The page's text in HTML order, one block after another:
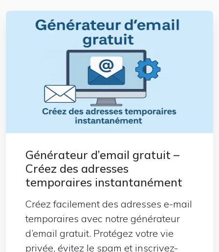
Générateur d’email gratuit –
Créez des adresses
temporaires instantanément
Créez facilement des adresses e-mail
temporaires avec notre générateur
d’email gratuit. Protégez votre vie
privée, évitez le spam et inscrivez-